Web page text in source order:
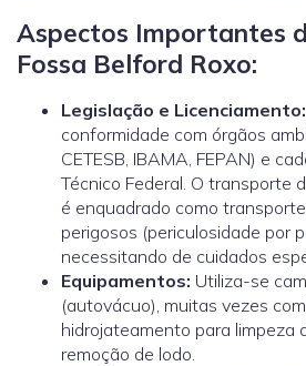
Aspectos Importantes
Fossa Belford Roxo:
Legislação e Licenciamento:
conformidade com órgãos
CETESB, IBAMA, FEPAN) e
Técnico Federal. O transporte
é enquadrado como
perigosos (periculosidade por
necessitando de cuidados
Equipamentos: Utiliza-se
(autovácuo), muitas vezes
hidrojateamento para limpeza
remoção de lodo.